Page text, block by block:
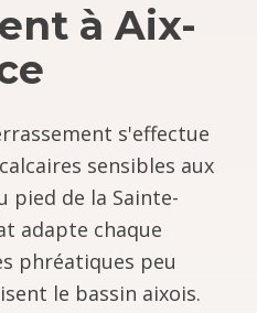
à Aix-
s'effectue
sensibles aux
pied de la Sainte-
adapte chaque
phréatiques peu
le bassin aixois.